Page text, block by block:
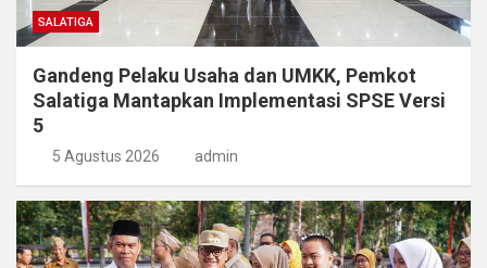
SALATIGA
Gandeng Pelaku Usaha dan UMKK, Pemkot
Salatiga Mantapkan Implementasi SPSE Versi
5
5 Agustus 2026 admin